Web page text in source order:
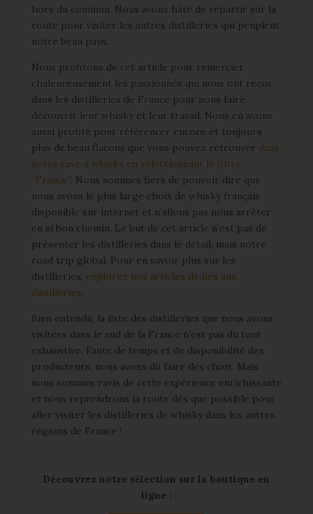
hors du commun. Nous avons hâte de repartir sur la
route pour visiter les autres distilleries qui peuplent
notre beau pays.
Nous profitons de cet article pour remercier
chaleureusement les passionnés qui nous ont reçus
dans les distilleries de France pour nous faire
découvrir leur whisky et leur travail. Nous en avons
aussi profité pour référencer encore et toujours
plus de beau flacons que vous pouvez retrouver dans
notre cave à whisky en sélectionnant le filtre
“France”. Nous sommes fiers de pouvoir dire que
nous avons le plus large choix de whisky français
disponible sur internet et n’allons pas nous arrêter
en si bon chemin. Le but de cet article n’est pas de
présenter les distilleries dans le détail, mais notre
road trip global. Pour en savoir plus sur les
distilleries, explorez nos articles dédiés aux
distilleries.
Bien entendu, la liste des distilleries que nous avons
visitées dans le sud de la France n’est pas du tout
exhaustive. Faute de temps et de disponibilité des
producteurs, nous avons dû faire des choix. Mais
nous sommes ravis de cette expérience enrichissante
et nous reprendrons la route dès que possible pour
aller visiter les distilleries de whisky dans les autres
régions de France !
Découvrez notre sélection sur la boutique en
ligne :